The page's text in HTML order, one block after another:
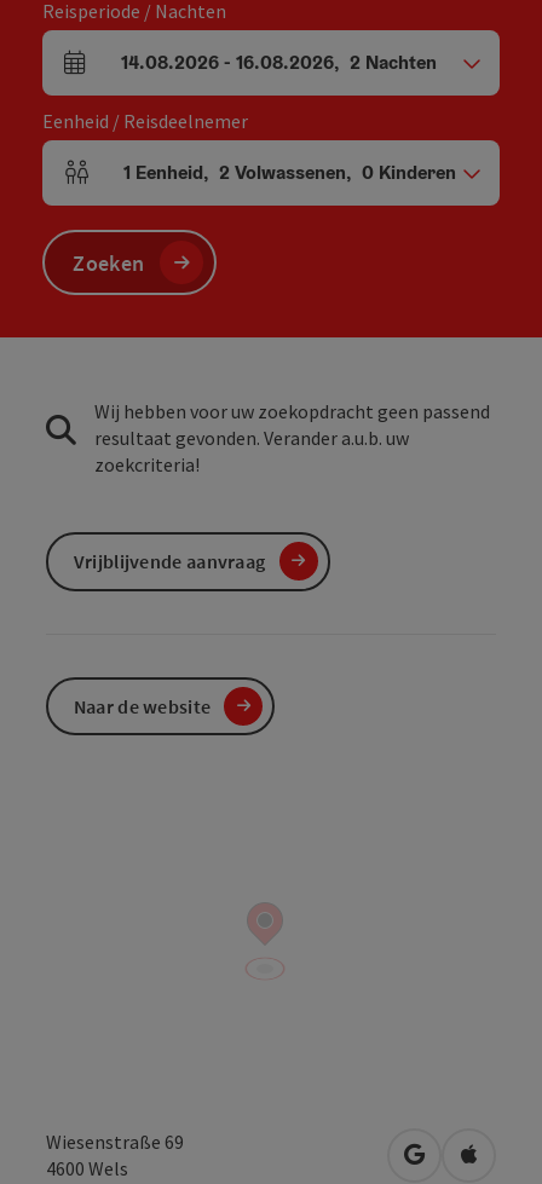
Wiesenstraße 69
4600 Wels Openen in
Reisperiode / Nachten
Velden voor aankomst en vertrek
14.08.2026- 16.08.2026, 2 Nachten
Eenheid / Reisdeelnemer
Aantal eenheden en persoonsvelden
1 Eenheid, 2 Volwassenen, 0 Kinderen
Zoeken
Wij hebben voor uw zoekopdracht geen passend
resultaat gevonden. Verander a.u.b. uw
zoekcriteria!
Vrijblijvende aanvraag
Naar de website